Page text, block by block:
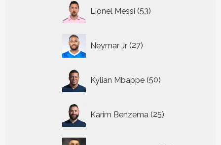
Lionel Messi 53
producten
Neymar Jr 27
producten
Kylian Mbappe 50
producten
Karim Benzema 25
producten